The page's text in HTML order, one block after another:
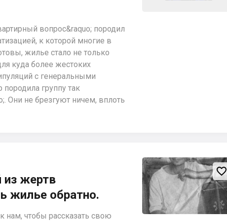
вопрос&raquo; породил
к которой многие в
жилье стало не только
куда более жестоких
с генеральными
группу так
Они не брезгуют ничем, вплоть
жертв
жилье обратно.
чтобы рассказать свою
